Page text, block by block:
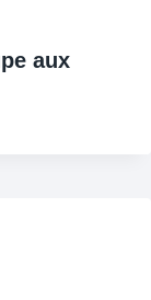
aux